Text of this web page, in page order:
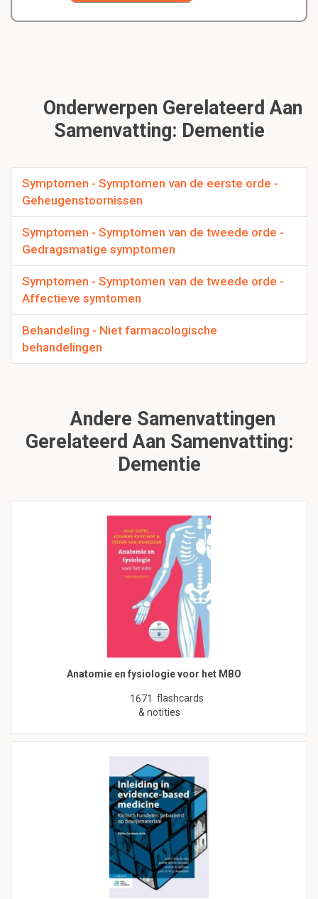
Onderwerpen Gerelateerd Aan
Samenvatting: Dementie
Symptomen - Symptomen van de eerste orde -
Geheugenstoornissen
Symptomen - Symptomen van de tweede orde -
Gedragsmatige symptomen
Symptomen - Symptomen van de tweede orde -
Affectieve symtomen
Behandeling - Niet farmacologische
behandelingen
Andere Samenvattingen
Gerelateerd Aan Samenvatting:
Dementie
Anatomie en fysiologie voor het MBO
1671 flashcards
& notities